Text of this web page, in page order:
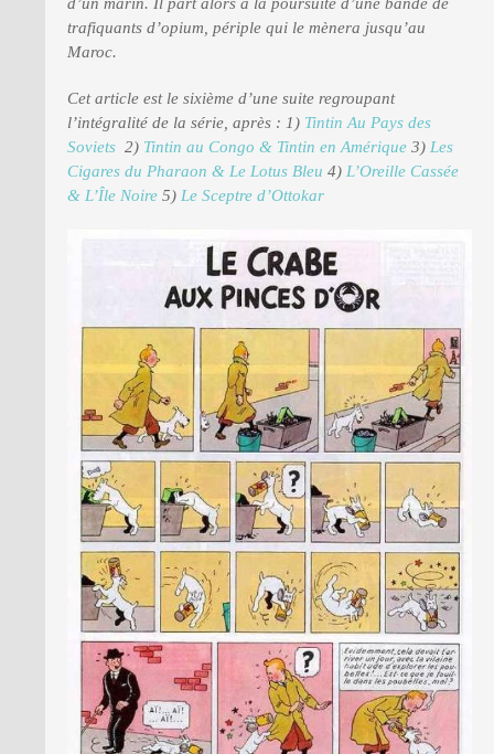
d’un marin. Il part alors à la poursuite d’une bande de
trafiquants d’opium, périple qui le mènera jusqu’au
Maroc.
Cet article est le sixième d’une suite regroupant
l’intégralité de la série, après : 1) Tintin Au Pays des
Soviets 2) Tintin au Congo & Tintin en Amérique 3) Les
Cigares du Pharaon & Le Lotus Bleu 4) L’Oreille Cassée
& L’Île Noire 5) Le Sceptre d’Ottokar